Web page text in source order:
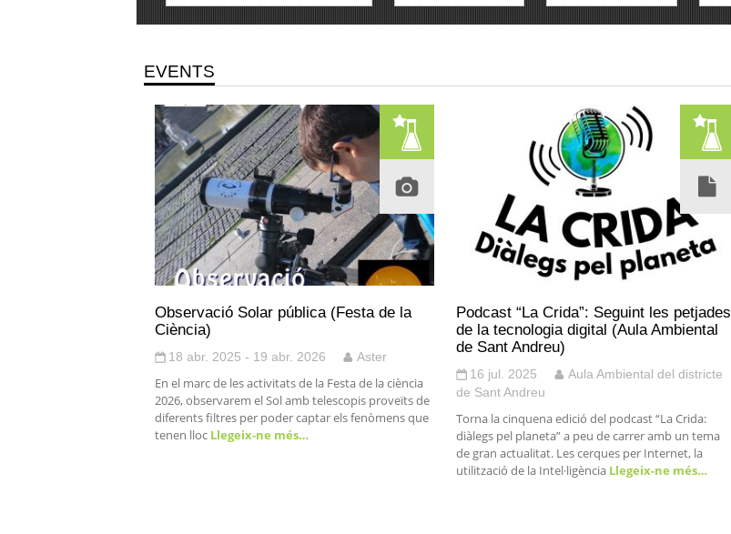
EVENTS
Observació Solar pública (Festa de la
Ciència)
18 abr. 2025 - 19 abr. 2026 Aster
En el marc de les activitats de la Festa de la ciència
2026, observarem el Sol amb telescopis proveïts de
diferents filtres per poder captar els fenòmens que
tenen lloc Llegeix-ne més…
Podcast “La Crida”: Seguint les petjades
de la tecnologia digital (Aula Ambiental
de Sant Andreu)
16 jul. 2025
Aula Ambiental del districte
de Sant Andreu
Torna la cinquena edició del podcast “La Crida:
diàlegs pel planeta” a peu de carrer amb un tema
de gran actualitat. Les cerques per Internet, la
utilització de la Intel·ligènciaLlegeix-ne més…